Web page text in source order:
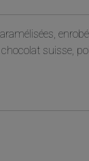
suisse,
Afin que